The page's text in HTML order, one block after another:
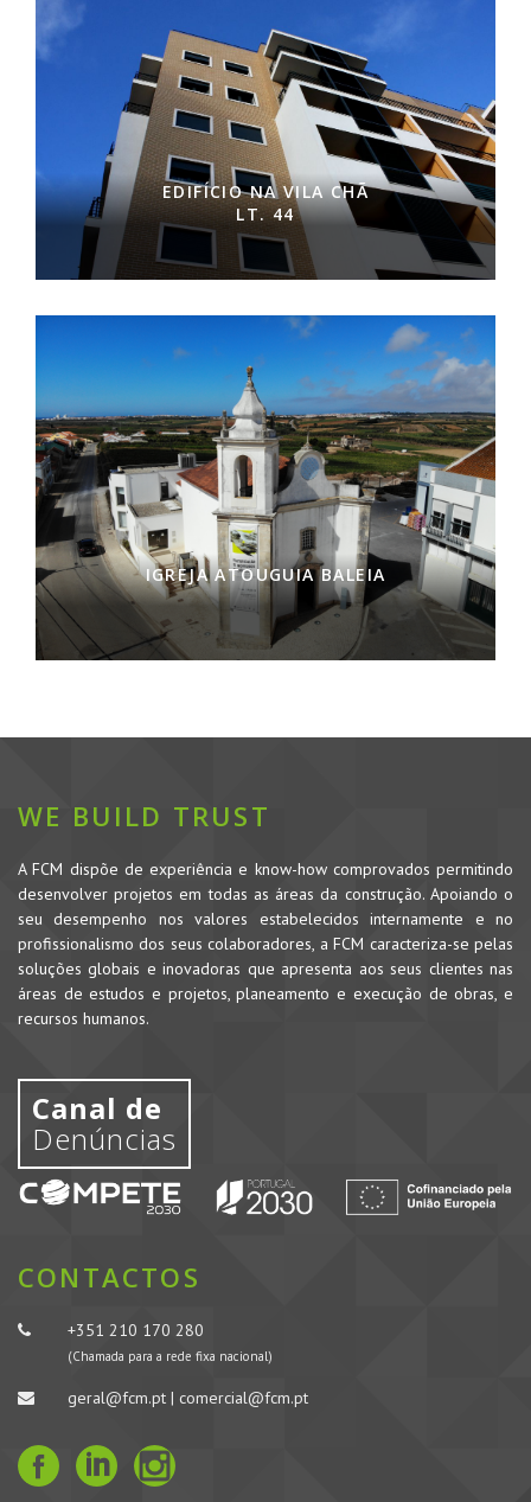
EDIFÍCIO NA VILA CHÃ
LT. 44
IGREJA ATOUGUIA BALEIA
WE BUILD TRUST
A FCM dispõe de experiência e know-how comprovados permitindo
desenvolver projetos em todas as áreas da construção. Apoiando o
seu desempenho nos valores estabelecidos internamente e no
profissionalismo dos seus colaboradores, a FCM caracteriza-se pelas
soluções globais e inovadoras que apresenta aos seus clientes nas
áreas de estudos e projetos, planeamento e execução de obras, e
recursos humanos.
Canal de
Denúncias
CONTACTOS
+351 210 170 280
(Chamada para a rede fixa nacional)
geral@fcm.pt | comercial@fcm.pt